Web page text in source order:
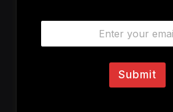
E
a
Submit